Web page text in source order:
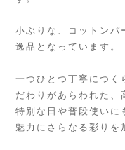
小ぶりな、コットンパ
逸品となっています。
一つひとつ丁寧につく
だわりがあらわれた、
特別な日や普段使いに
魅力にさらなる彩りを